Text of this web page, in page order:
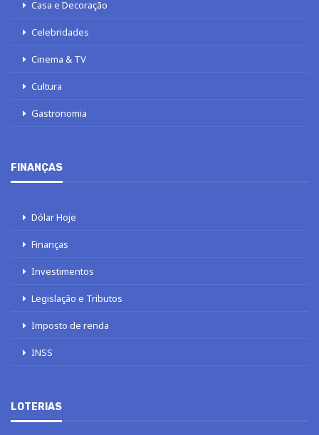
Casa e Decoração
Celebridades
Cinema & TV
Cultura
Gastronomia
FINANÇAS
Dólar Hoje
Finanças
Investimentos
Legislação e Tributos
Imposto de renda
INSS
LOTERIAS